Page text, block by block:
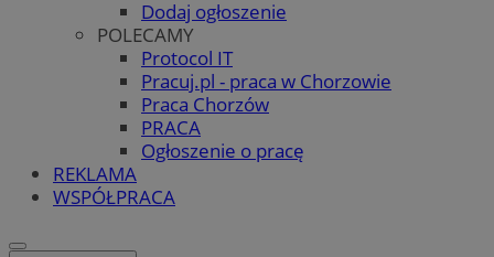
Dodaj ogłoszenie
POLECAMY
Protocol IT
Pracuj.pl - praca w Chorzowie
Praca Chorzów
PRACA
Ogłoszenie o pracę
REKLAMA
WSPÓŁPRACA